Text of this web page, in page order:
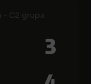
- C2 grupa
3